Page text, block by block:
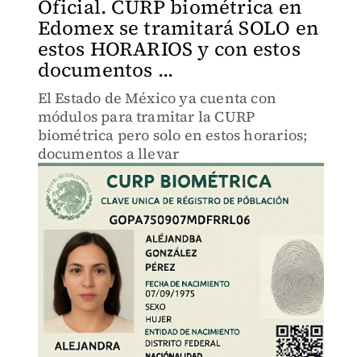
Oficial. CURP biométrica en
Edomex se tramitará SOLO en
estos HORARIOS y con estos
documentos ...
El Estado de México ya cuenta con
módulos para tramitar la CURP
biométrica pero solo en estos horarios;
documentos a llevar